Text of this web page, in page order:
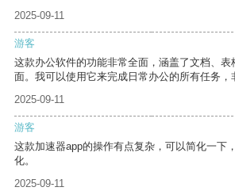
2025-09-11
游客
这款办公软件的功能非常全面，涵盖了文档、
面。我可以使用它来完成日常办公的所有任务，
2025-09-11
游客
这款加速器app的操作有点复杂，可以简化一下
化。
2025-09-11